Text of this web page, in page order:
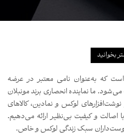
بخوانید
بیش از ۳۰ سال است که به‌عنوان نامی معتبر در عرضه
ما نماینده انحصاری برند مونبلان
لوکس و نمادین، کالاهای
و کیفیت بی‌نظیر ارائه می‌دهیم.
سبک زندگی لوکس و خاص.